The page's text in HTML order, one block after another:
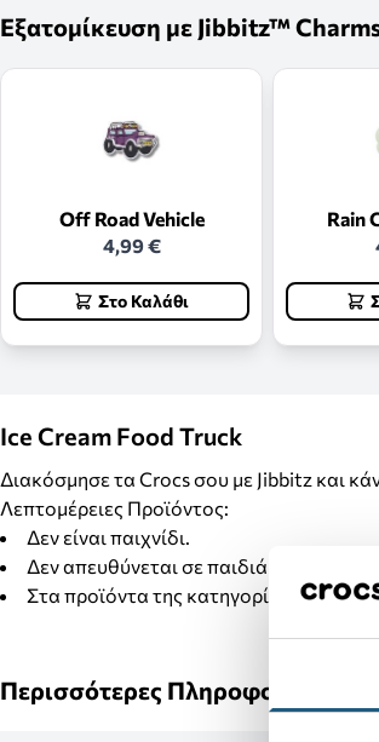
Εξατομίκευση με Jibbitz™
Off Road Vehicle
4,99 €
Στο Καλάθι
Rain
Ice Cream Food Truck
Διακόσμησε τα Crocs σου με Jibbitz και
Λεπτομέρειες Προϊόντος:
Δεν είναι παιχνίδι.
Δεν απευθύνεται σε παιδιά κάτω των 3
Στα προϊόντα της κατηγορίας Jibbitz
Περισσότερες Πληροφορίες